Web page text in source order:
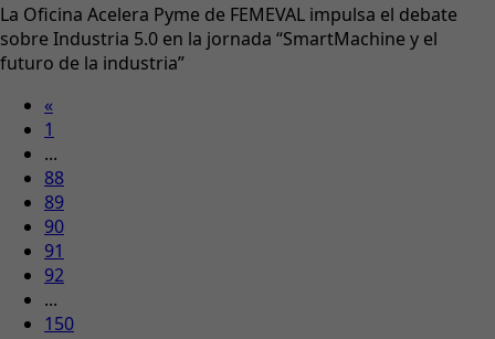
La Oficina Acelera Pyme de FEMEVAL impulsa el debate
sobre Industria 5.0 en la jornada “SmartMachine y el
futuro de la industria”
«
1
...
88
89
90
91
92
...
150